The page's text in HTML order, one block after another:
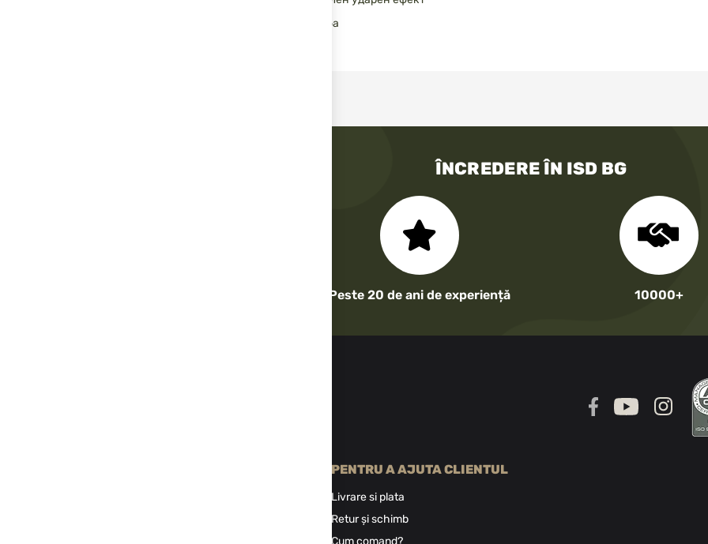
Предназначение: Лов на едър дивеч, спортна стрелба
ÎNCREDERE ÎN ISD BG
Peste 20 de ani de experiență 10000+
PENTRU A AJUTA CLIENTUL
Livrare si plata
Retur și schimb
Cum comand?